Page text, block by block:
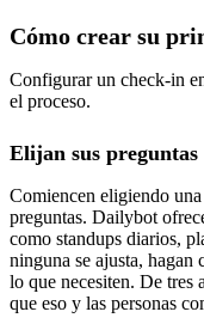
Cómo crear su
Configurar un check-in
el proceso.
Elijan sus preguntas
Comiencen eligiendo
preguntas. Dailybot
como standups diarios,
ninguna se ajusta, hagan
lo que necesiten. De tres
que eso y las personas